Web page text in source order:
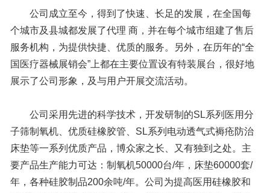
公司成立至今，得到了快速、长足的发展，在全国每
个城市及县城都发展了代理 商，并在每个城市组建了售后
服务机构，为提供快捷、优质的服务。另外，在历年的“全
国医疗器械展销会”上都在主要位置设有特装展台，很好地
展示了公司形象，及与用户开展交流活动。
公司采用先进的科学技术，开发研制的SL系列医用分
子筛制氧机、优质硅橡胶管、SL系列电动透气式褥疮防治
床垫等一系列优质产品，博众家之长、又有独到之处。主
要产品生产能力可达：制氧机50000台/年，床垫60000套/
年，各种硅胶制品200余吨/年。公司为提高医用硅橡胶和